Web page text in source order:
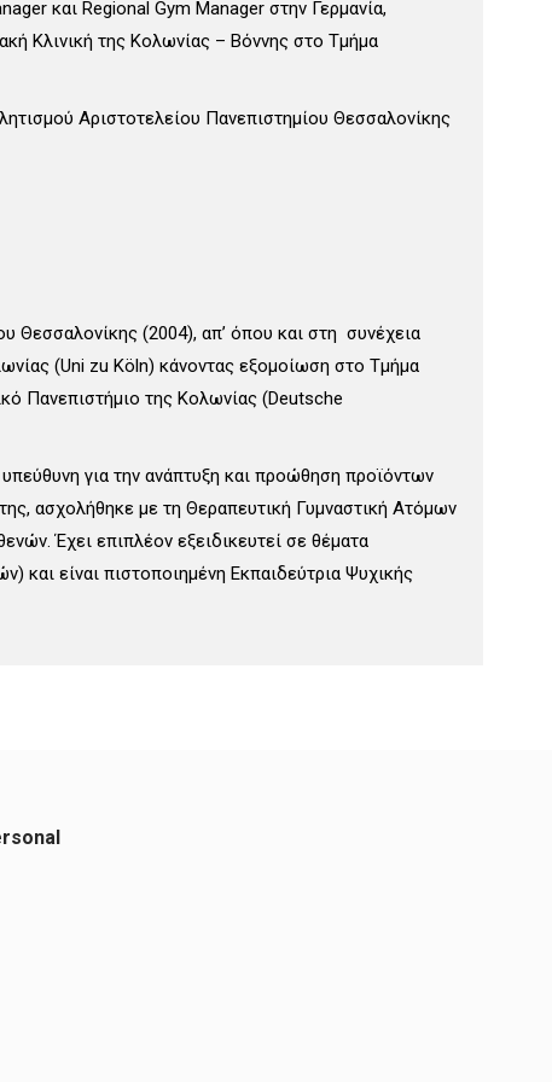
και Regional Gym Manager στην Γερμανία,
Κλινική της Κολωνίας – Βόννης στο Τμήμα
Αριστοτελείου Πανεπιστημίου Θεσσαλονίκης
Θεσσαλονίκης (2004), απ’ όπου και στη συνέχεια
(Uni zu Köln) κάνοντας εξομοίωση στο Τμήμα
Πανεπιστήμιο της Κολωνίας (Deutsche
για την ανάπτυξη και προώθηση προϊόντων
ασχολήθηκε με τη Θεραπευτική Γυμναστική Ατόμων
Έχει επιπλέον εξειδικευτεί σε θέματα
και είναι πιστοποιημένη Εκπαιδεύτρια Ψυχικής